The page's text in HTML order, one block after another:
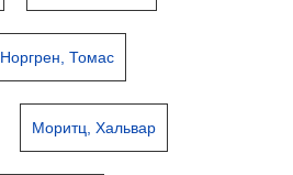
Норгрен, Томас
Моритц, Хальвар